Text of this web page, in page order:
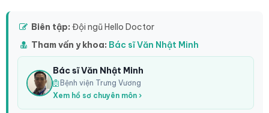
Biên tập: Đội ngũ Hello Doctor
Tham vấn y khoa: Bác sĩ Văn Nhật Minh
Bác sĩ Văn Nhật Minh
Bệnh viện Trưng Vương
Xem hồ sơ chuyên môn ›